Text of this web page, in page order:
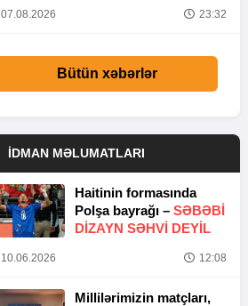
07.08.2026 23:32
Bütün xəbərlər
İDMAN MƏLUMATLARI
Haitinin formasında
Polşa bayrağı – SƏBƏBI
DIZAYN SƏHVI DEYIL
10.06.2026 12:08
Millilərimizin matçları,